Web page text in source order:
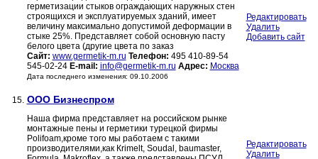
герметизации стыков ограждающих наружных стен
строящихся и эксплуатируемых зданий, имеет
величину максимально допустимой деформации в
стыке 25%. Представляет собой основную пасту
белого цвета (другие цвета по заказ
Сайт: www.germetik-m.ru Телефон: 495 410-89-54
545-02-24 E-mail: info@germetik-m.ru Адрес: Москва
Дата последнего изменения: 09.10.2006
Редактировать
Удалить
Добавить сайт
15. ООО Бизнеспром
Наша фирма представляет на российском рынке
монтажные пены и герметики турецкой фирмы
Polifoam,кроме того мы работаем с такими
производителями,как Кrimelt, Soudal, baumaster,
Редактировать
Удалить